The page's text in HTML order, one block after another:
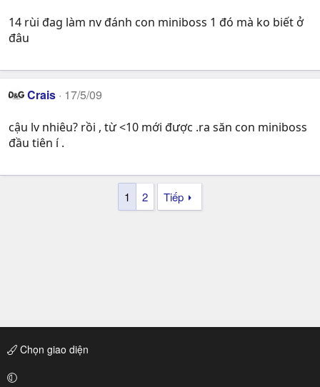
14 rùi đag làm nv đánh con miniboss 1 đó mà ko biết ở
đâu
Crais 17/5/09
cậu lv nhiêu? rồi , từ <10 mới được .ra săn con miniboss
đầu tiên í .
1 2 Tiếp
Chọn giao diện